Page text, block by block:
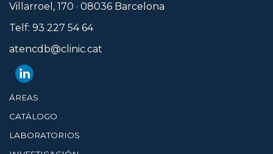
Villarroel, 170 · 08036 Barcelona
Telf: 93 227 54 64
atencdb@clinic.cat
ÁREAS
CATÁLOGO
LABORATORIOS